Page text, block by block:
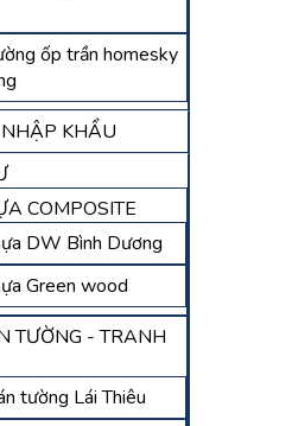
ốp trần homesky
KHẨU
COMPOSITE
DW Bình Dương
Green wood
TƯỜNG - TRANH
tường Lái Thiêu